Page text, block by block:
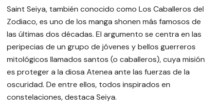
Saint Seiya, también conocido como Los Caballeros del
Zodiaco, es uno de los manga shonen más famosos de
las últimas dos décadas. El argumento se centra en las
peripecias de un grupo de jóvenes y bellos guerreros
mitológicos llamados santos (o caballeros), cuya misión
es proteger a la diosa Atenea ante las fuerzas de la
oscuridad. De entre ellos, todos inspirados en
constelaciones, destaca Seiya.